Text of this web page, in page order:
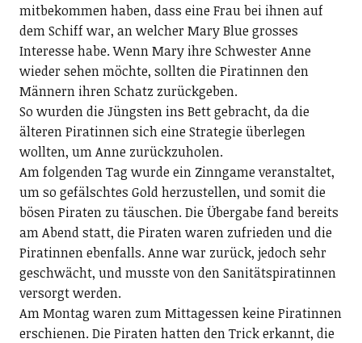
mitbekommen haben, dass eine Frau bei ihnen auf
dem Schiff war, an welcher Mary Blue grosses
Interesse habe. Wenn Mary ihre Schwester Anne
wieder sehen möchte, sollten die Piratinnen den
Männern ihren Schatz zurückgeben.
So wurden die Jüngsten ins Bett gebracht, da die
älteren Piratinnen sich eine Strategie überlegen
wollten, um Anne zurückzuholen.
Am folgenden Tag wurde ein Zinngame veranstaltet,
um so gefälschtes Gold herzustellen, und somit die
bösen Piraten zu täuschen. Die Übergabe fand bereits
am Abend statt, die Piraten waren zufrieden und die
Piratinnen ebenfalls. Anne war zurück, jedoch sehr
geschwächt, und musste von den Sanitätspiratinnen
versorgt werden.
Am Montag waren zum Mittagessen keine Piratinnen
erschienen. Die Piraten hatten den Trick erkannt, die